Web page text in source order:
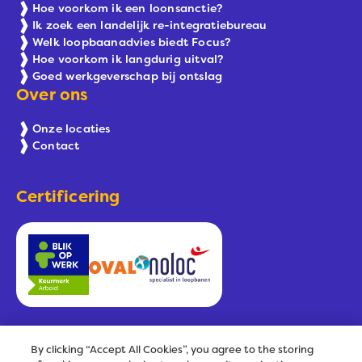
Hoe voorkom ik een loonsanctie?
Ik zoek een landelijk re-integratiebureau
Welk loopbaanadvies biedt Focus?
Hoe voorkom ik langdurig uitval?
Goed werkgeverschap bij ontslag
Over ons
Onze locaties
Contact
Certificering
By clicking “Accept All Cookies”, you agree to the storing